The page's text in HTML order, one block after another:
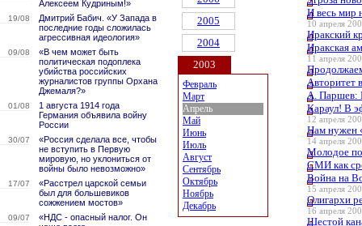
Алексеем Кудриным!»
19/08
Дмитрий Бабич. «У Запада в
последние годы сложилась
агрессивная идеология»
09/08
«В чем может быть
политическая подоплека
убийства российских
журналистов группы Орхана
Джемаля?»
01/08
1 августа 1914 года
Германия объявила войну
России
30/07
«Россия сделала все, чтобы
не вступить в Первую
мировую, но уклониться от
войны было невозможно»
17/07
«Расстрел царской семьи
был для большевиков
сожжением мостов»
09/07
«НДС - опасный налог. Он
2005
2004
2003
Февраль
Март
Апрель
Май
Июнь
Июль
Август
Сентябрь
Октябрь
Ноябрь
Декабрь
И весь мир
10 апреля
Иракский
Иракская
11 апреля
Авторитет
А. Паршев:
Караул! В
12 апреля
Нам нужен
14 апреля
Молодое
СМИ как
Война на
15 апреля
Олигархи
16 апреля
Шестой